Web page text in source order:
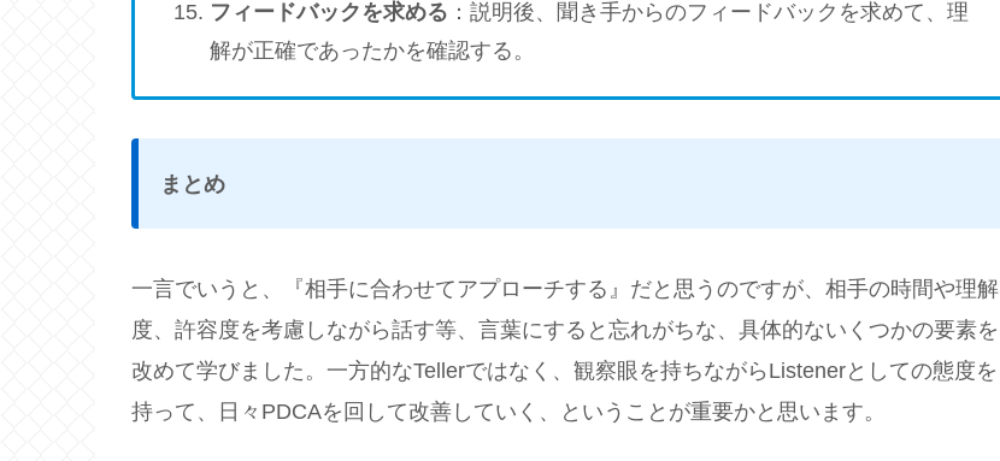
フィードバックを求める ：説明後、聞き手からのフィードバックを求めて、理
解が正確であったかを確認する。
まとめ
一言でいうと、『相手に合わせてアプローチする』だと思うのですが、相手の時間や理解
度、許容度を考慮しながら話す等、言葉にすると忘れがちな、具体的ないくつかの要素を
改めて学びました。一方的なTellerではなく、観察眼を持ちながらListenerとしての態度を
持って、日々PDCAを回して改善していく、ということが重要かと思います。